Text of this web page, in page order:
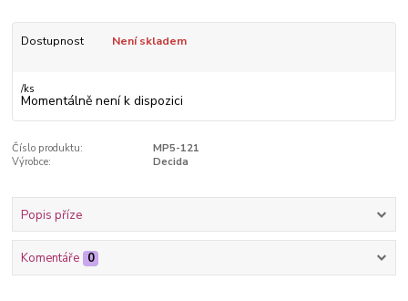
Dostupnost Není skladem
/ks
Momentálně není k dispozici
Číslo produktu:
MP5-121
Výrobce:
Decida
Popis příze
Komentáře 0